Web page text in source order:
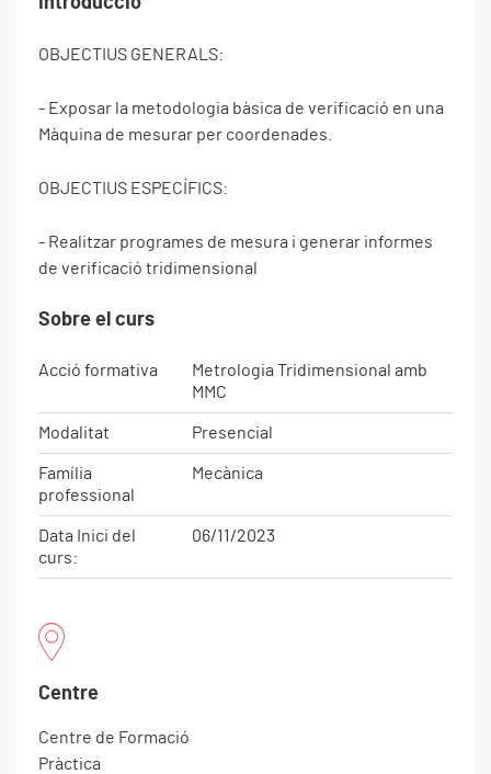
OBJECTIUS GENERALS:
- Exposar la metodologia bàsica de verificació en una
Màquina de mesurar per coordenades.
OBJECTIUS ESPECÍFICS:
- Realitzar programes de mesura i generar informes
de verificació tridimensional
Sobre el curs
Acció formativa
Metrologia Tridimensional amb
MMC
Modalitat Presencial
Família
professional
Mecànica
Data Inici del
curs:
06/11/2023
Centre
Centre de Formació
Pràctica